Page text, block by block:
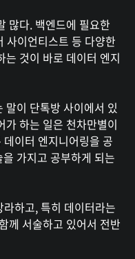
많다. 백엔드에 필요한
사이언티스트 등 다양한
는 것이 바로 데이터 엔지
이 단톡방 사이에서 있
하는 일은 천차만별이
이터 엔지니어링을 공
가지고 공부하게 되는
하고, 특히 데이터라는
께 서술하고 있어서 전반